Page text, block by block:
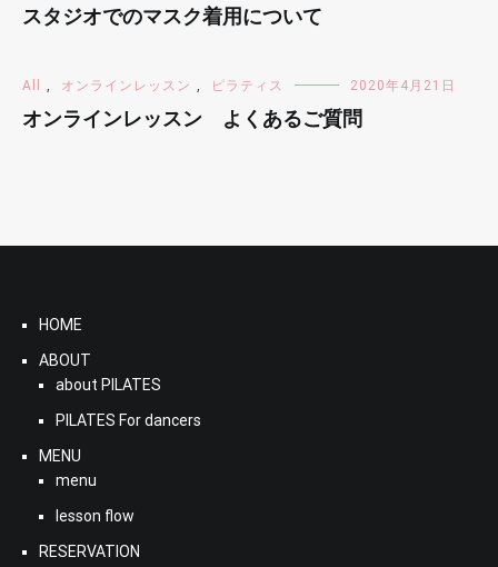
スタジオでのマスク着用について
All , オンラインレッスン , ピラティス 2020年4月21日
オンラインレッスン よくあるご質問
HOME
ABOUT
about PILATES
PILATES For dancers
MENU
menu
lesson flow
RESERVATION